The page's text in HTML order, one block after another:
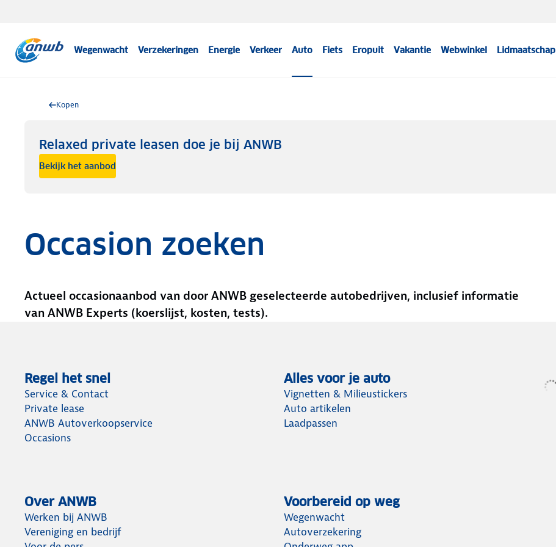
Wegenwacht Verzekeringen Energie Verkeer Auto Fiets Eropuit Vakantie Webwinkel Lidmaatschap
Kopen
Relaxed private leasen doe je bij ANWB
Bekijk het aanbod
Occasion zoeken
Actueel occasionaanbod van door ANWB geselecteerde autobedrijven, inclusief informatie
van ANWB Experts (koerslijst, kosten, tests).
Regel het snel
Service & Contact
Private lease
ANWB Autoverkoopservice
Occasions
Alles voor je auto
Vignetten & Milieustickers
Auto artikelen
Laadpassen
Over ANWB
Werken bij ANWB
Vereniging en bedrijf
Voorbereid op weg
Wegenwacht
Autoverzekering